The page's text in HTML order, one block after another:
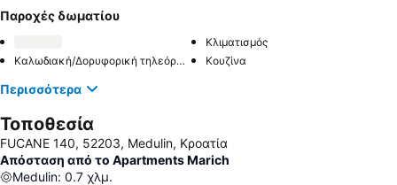
Παροχές δωματίου
Κλιματισμός
Καλωδιακή/Δορυφορική τηλεόραση
Κουζίνα
Περισσότερα
Τοποθεσία
FUCANE 140, 52203, Medulin, Κροατία
Απόσταση από το Apartments Marich
Medulin: 0.7 χλμ.